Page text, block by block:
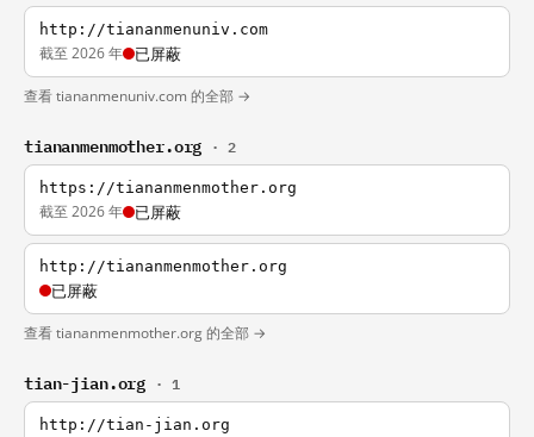
http://tiananmenuniv.com
截至 2026 年 已屏蔽
查看 tiananmenuniv.com 的全部 →
tiananmenmother.org · 2
https://tiananmenmother.org
截至 2026 年 已屏蔽
http://tiananmenmother.org
已屏蔽
查看 tiananmenmother.org 的全部 →
tian-jian.org · 1
http://tian-jian.org